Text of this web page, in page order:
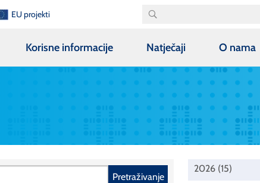
EU projekti
Korisne informacije Natječaji O nama
Pretraživanje
2026 (15)